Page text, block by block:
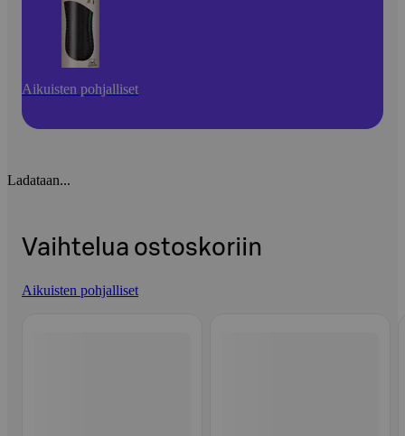
Aikuisten pohjalliset
Ladataan...
Vaihtelua ostoskoriin
Aikuisten pohjalliset